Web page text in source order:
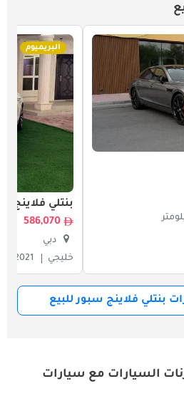
البريميوم
بنتلي فلاينج
586,070
دبي
خليجي
2021
بنتلي فلاينج سبور للبيع
السيارات مع سيارات